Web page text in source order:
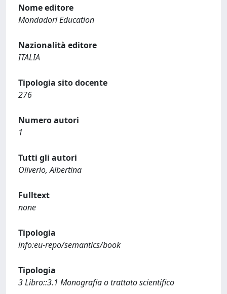
Nome editore
Mondadori Education
Nazionalità editore
ITALIA
Tipologia sito docente
276
Numero autori
1
Tutti gli autori
Oliverio, Albertina
Fulltext
none
Tipologia
info:eu-repo/semantics/book
Tipologia
3 Libro::3.1 Monografia o trattato scientifico